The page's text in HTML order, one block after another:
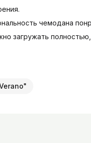
чемодана
загружать полностью,